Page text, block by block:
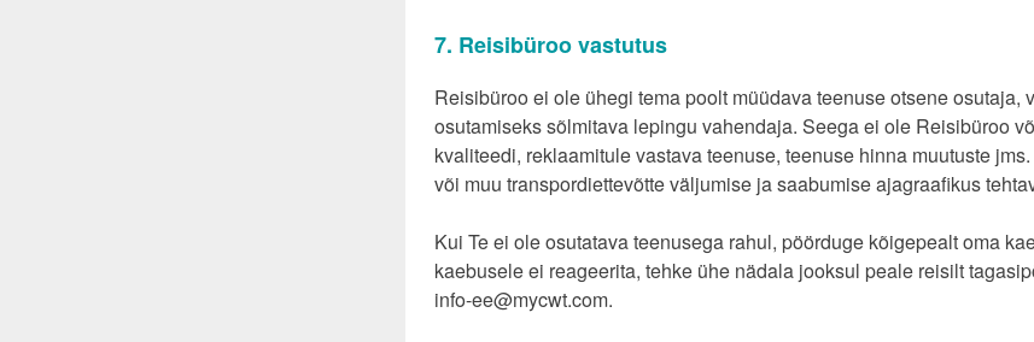
7. Reisibüroo vastutus
Reisibüroo ei ole ühegi tema poolt müüdava teenuse otsene
osutamiseks sõlmitava lepingu vahendaja. Seega ei ole Reisibüroo
kvaliteedi, reklaamitule vastava teenuse, teenuse hinna muutuste
või muu transpordiettevõtte väljumise ja saabumise ajagraafikus
Kui Te ei ole osutatava teenusega rahul, pöörduge kõigepealt oma
kaebusele ei reageerita, tehke ühe nädala jooksul peale reisilt
info-ee@mycwt.com.